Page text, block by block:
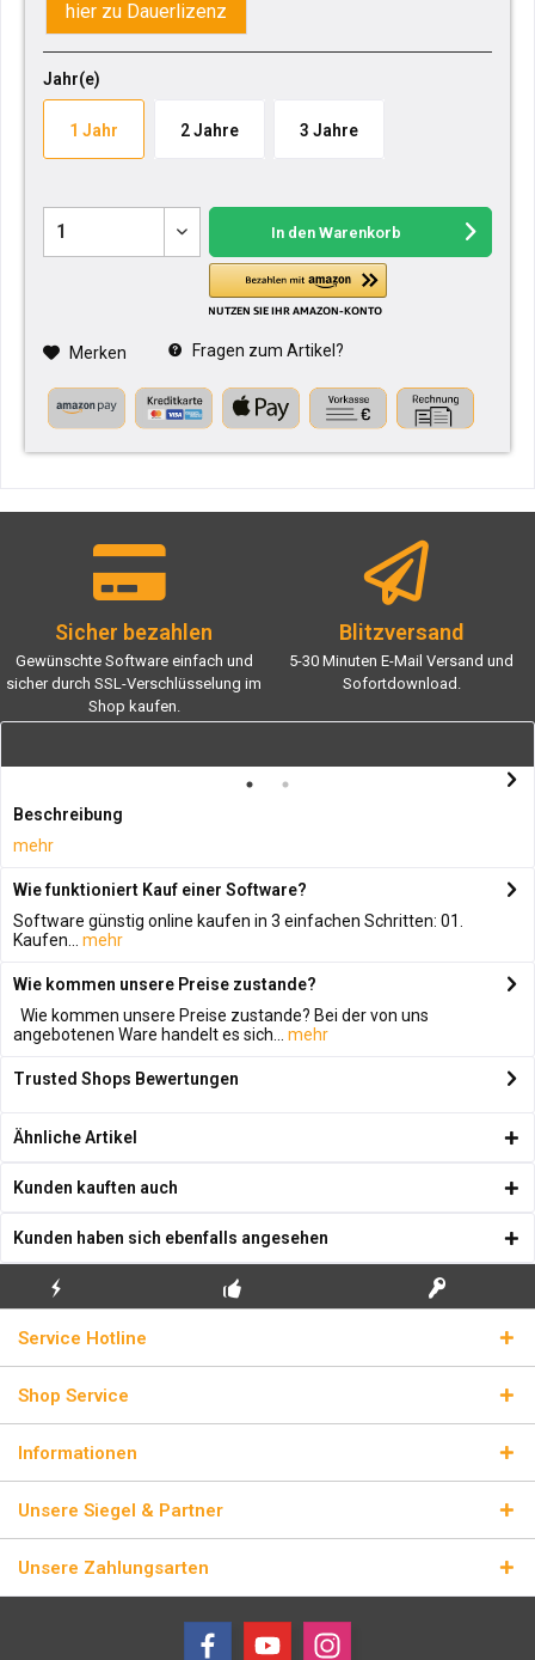
hier zu Dauerlizenz
Jahr(e)
1 Jahr 2 Jahre 3 Jahre
In den Warenkorb
Merken Fragen zum Artikel?
Sicher bezahlen
Gewünschte Software einfach und
sicher durch SSL-Verschlüsselung im
Shop kaufen.
Blitzversand
5-30 Minuten E-Mail Versand und
Sofortdownload.
Beschreibung
mehr
Wie funktioniert Kauf einer Software?
Software günstig online kaufen in 3 einfachen Schritten: 01.
Kaufen...
mehr
Wie kommen unsere Preise zustande?
Wie kommen unsere Preise zustande? Bei der von uns
angebotenen Ware handelt es sich...
mehr
Trusted Shops Bewertungen
Ähnliche Artikel
Kunden kauften auch
Kunden haben sich ebenfalls angesehen
BLITZVERSAND
LIZENZSCHLÜSSEL
Service Hotline
Shop Service
Informationen
Unsere Siegel & Partner
Unsere Zahlungsarten